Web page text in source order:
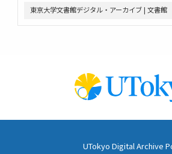
東京大学文書館デジタル・アーカイブ | 文書館
UTokyo Digital Archive